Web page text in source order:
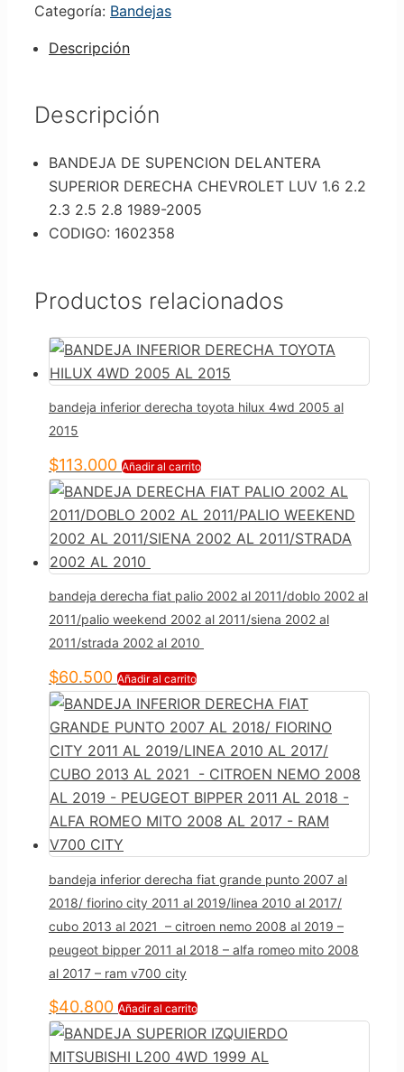
Categoría: Bandejas
Descripción
Descripción
BANDEJA DE SUPENCION DELANTERA
SUPERIOR DERECHA CHEVROLET LUV 1.6 2.2
2.3 2.5 2.8 1989-2005
CODIGO: 1602358
Productos relacionados
bandeja inferior derecha toyota hilux 4wd 2005 al
2015
$113.000 Añadir al carrito
bandeja derecha fiat palio 2002 al 2011/doblo 2002 al
2011/palio weekend 2002 al 2011/siena 2002 al
2011/strada 2002 al 2010
$60.500 Añadir al carrito
bandeja inferior derecha fiat grande punto 2007 al
2018/ fiorino city 2011 al 2019/linea 2010 al 2017/
cubo 2013 al 2021 – citroen nemo 2008 al 2019 –
peugeot bipper 2011 al 2018 – alfa romeo mito 2008
al 2017 – ram v700 city
$40.800 Añadir al carrito